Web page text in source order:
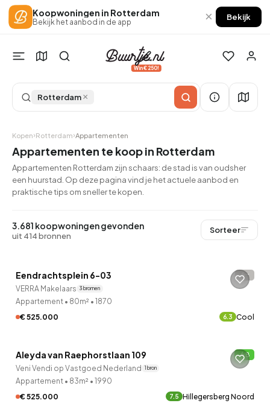
Koopwoningen in Rotterdam
Bekijk het aanbod in de app × Bekijk
Win €250!
Rotterdam×
Kopen Rotterdam Appartementen
Appartementen te koop in Rotterdam
Appartementen Rotterdam zijn schaars: de stad is van oudsher
een huurstad. Op deze pagina vind je het actuele aanbod en
praktische tips om sneller te kopen.
3.681 koopwoningen gevonden
uit 414 bronnen
Sorteer
24 minuten geleden ontdekt
Eendrachtsplein 6-03 -
VERRA Makelaars 3 bronnen
Appartement • 80m² • 1870
€ 525.000
6.3 Cool
43 minuten geleden ontdekt
Aleyda van Raephorstlaan 109 B
Veni Vendi op Vastgoed Nederland 1 bron
Appartement • 83m² • 1990
€ 525.000
7.5 Hillegersberg Noord